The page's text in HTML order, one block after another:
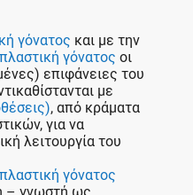
γόνατος και με την
γόνατος οι
επιφάνειες του
με
, από κράματα
για να
λειτουργία του
γόνατος